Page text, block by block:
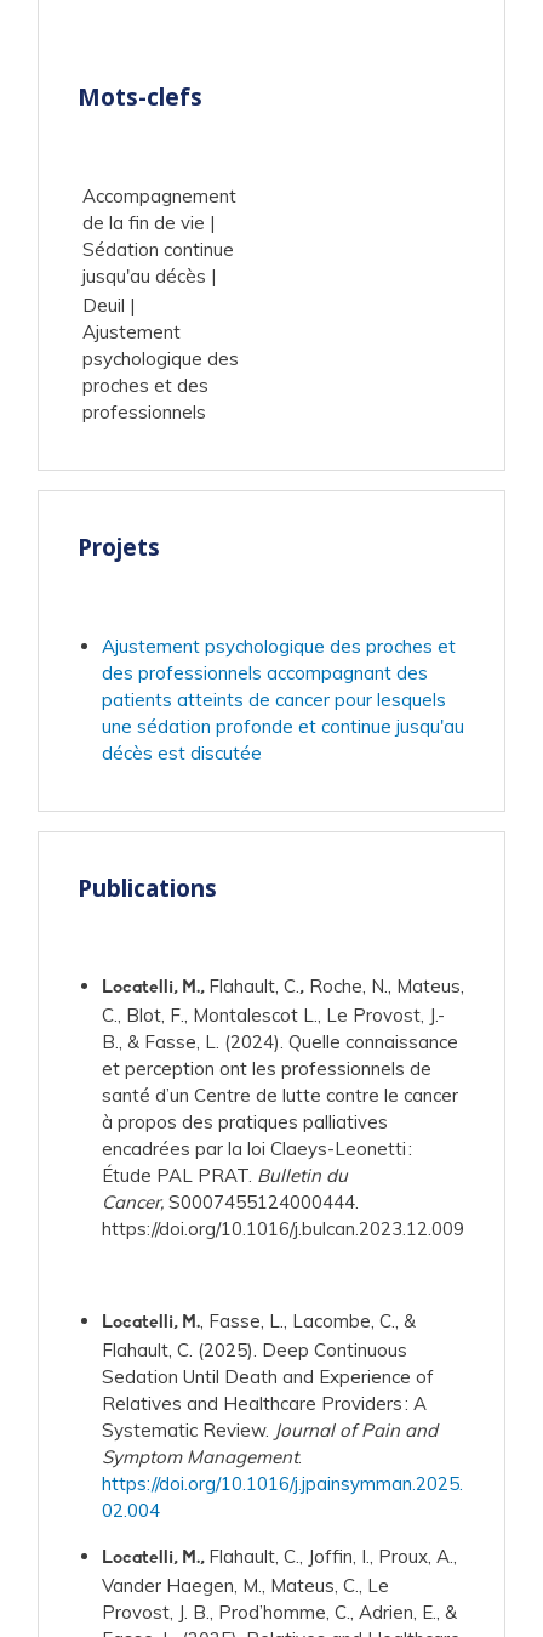
Mots-clefs
Accompagnement
de la fin de vie
Sédation continue
jusqu'au décès
Deuil
Ajustement
psychologique des
proches et des
professionnels
Projets
Ajustement psychologique des proches et
des professionnels accompagnant des
patients atteints de cancer pour lesquels
une sédation profonde et continue jusqu'au
décès est discutée
Publications
Locatelli, M., Flahault, C., Roche, N., Mateus,
C., Blot, F., Montalescot L., Le Provost, J.-
B., & Fasse, L. (2024). Quelle connaissance
et perception ont les professionnels de
santé d’un Centre de lutte contre le cancer
à propos des pratiques palliatives
encadrées par la loi Claeys-Leonetti :
Étude PAL PRAT. Bulletin du
Cancer, S0007455124000444.
https://doi.org/10.1016/j.bulcan.2023.12.009
Locatelli, M., Fasse, L., Lacombe, C., &
Flahault, C. (2025). Deep Continuous
Sedation Until Death and Experience of
Relatives and Healthcare Providers : A
Systematic Review. Journal of Pain and
Symptom Management.
https://doi.org/10.1016/j.jpainsymman.2025.
02.004
Locatelli, M., Flahault, C., Joffin, I., Proux, A.,
Vander Haegen, M., Mateus, C., Le
Provost, J. B., Prod’homme, C., Adrien, E., &